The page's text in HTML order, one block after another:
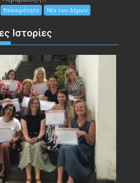
Επικαιρότητα Νέα των Δήμων
Ιστορίες